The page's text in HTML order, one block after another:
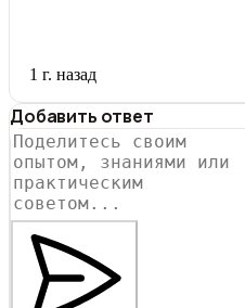
1 г. назад
Добавить ответ